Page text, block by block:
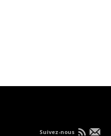
Suivez-nous